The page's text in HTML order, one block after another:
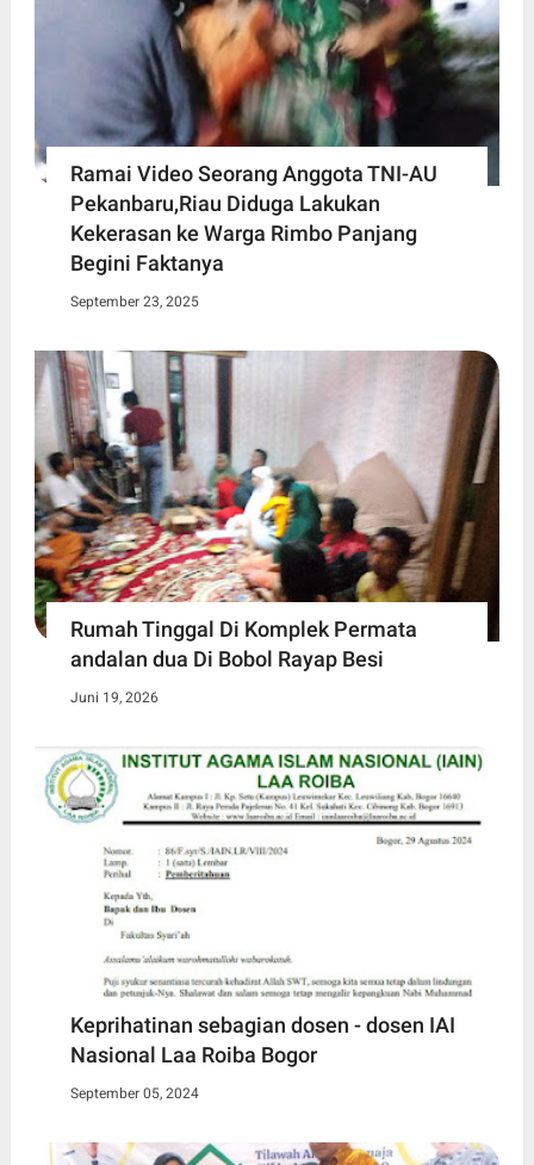
Ramai Video Seorang Anggota TNI-AU
Pekanbaru,Riau Diduga Lakukan
Kekerasan ke Warga Rimbo Panjang
Begini Faktanya
September 23, 2025
Rumah Tinggal Di Komplek Permata
andalan dua Di Bobol Rayap Besi
Juni 19, 2026
Keprihatinan sebagian dosen - dosen IAI
Nasional Laa Roiba Bogor
September 05, 2024